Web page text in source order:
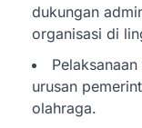
dukungan
organisasi di
urusan
olahraga.